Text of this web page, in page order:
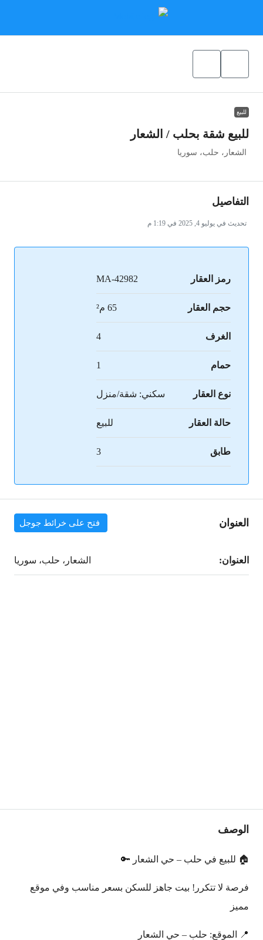
للبيع
للبيع شقة بحلب / الشعار
الشعار، حلب، سوريا
التفاصيل
تحديث في يوليو 4, 2025 في 1:19 م
رمز العقار MA-42982
حجم العقار 65 م²
الغرف 4
حمام 1
نوع العقار سكني: شقة/منزل
حالة العقار للبيع
طابق 3
العنوان فتح على خرائط جوجل
العنوان: الشعار، حلب، سوريا
الوصف
🏠 للبيع في حلب – حي الشعار 🔑
فرصة لا تتكرر! بيت جاهز للسكن بسعر مناسب وفي موقع
مميز
📍 الموقع: حلب – حي الشعار